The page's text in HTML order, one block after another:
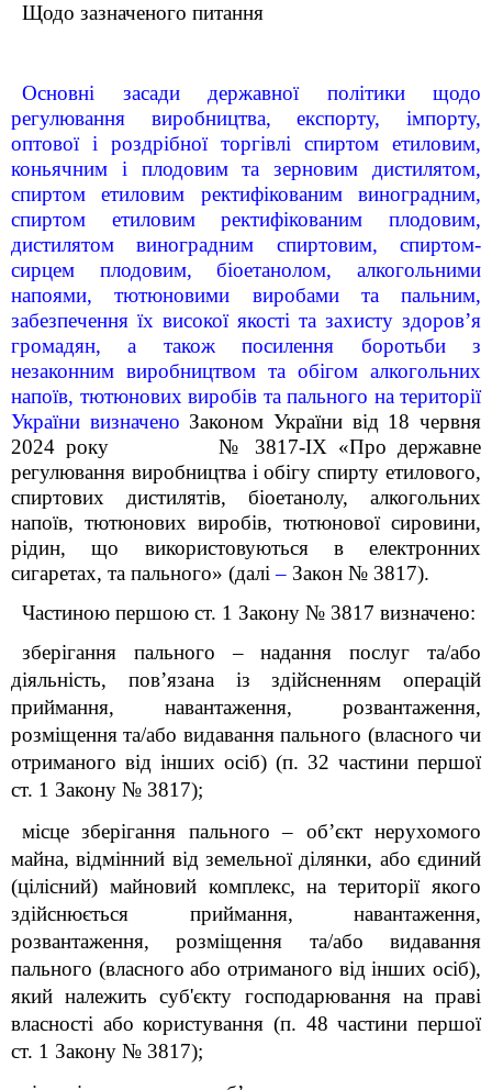
Щодо зазначеного питання
Основні засади державної політики щодо
регулювання виробництва, експорту, імпорту,
оптової і роздрібної торгівлі спиртом етиловим,
коньячним і плодовим та зерновим дистилятом,
спиртом етиловим ректифікованим виноградним,
спиртом етиловим ректифікованим плодовим,
дистилятом виноградним спиртовим, спиртом-
сирцем плодовим, біоетанолом, алкогольними
напоями, тютюновими виробами та пальним,
забезпечення їх високої якості та захисту здоров’я
громадян, а також посилення боротьби з
незаконним виробництвом та обігом алкогольних
напоїв, тютюнових виробів та пального на території
України визначено Законом України від 18 червня
2024 року № 3817-IX «Про державне
регулювання виробництва і обігу спирту етилового,
спиртових дистилятів, біоетанолу, алкогольних
напоїв, тютюнових виробів, тютюнової сировини,
рідин, що використовуються в електронних
сигаретах, та пального» (далі– Закон № 3817).
Частиною першою ст. 1 Закону № 3817 визначено:
зберігання пального–надання послуг та/або
діяльність, пов’язана із здійсненням операцій
приймання, навантаження, розвантаження,
розміщення та/або видавання пального (власного чи
отриманого від інших осіб) (п. 32 частини першої
ст. 1 Закону № 3817);
місце зберігання пального– об’єкт нерухомого
майна, відмінний від земельної ділянки, або єдиний
(цілісний) майновий комплекс, на території якого
здійснюється приймання, навантаження,
розвантаження, розміщення та/або видавання
пального (власного або отриманого від інших осіб),
який належить суб'єкту господарювання на праві
власності або користування (п. 48 частини першої
ст. 1 Закону № 3817);